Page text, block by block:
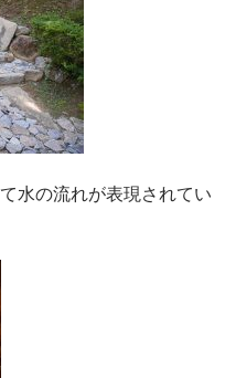
水の流れが表現されてい